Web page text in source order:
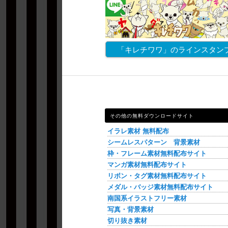
「キレチワワ」のラインスタン
その他の無料ダウンロードサイト
イラレ素材 無料配布
シームレスパターン 背景素材
枠・フレーム素材無料配布サイト
マンガ素材無料配布サイト
リボン・タグ素材無料配布サイト
メダル・バッジ素材無料配布サイト
南国系イラストフリー素材
写真・背景素材
切り抜き素材